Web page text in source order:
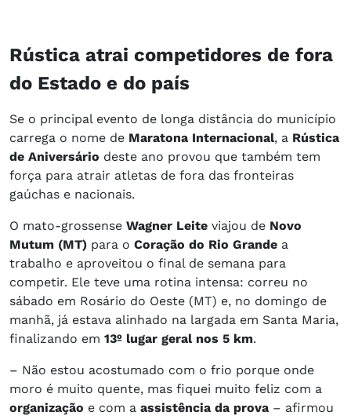
Rústica atrai competidores de fora
do Estado e do país
Se o principal evento de longa distância do município
carrega o nome de Maratona Internacional, a Rústica
de Aniversário deste ano provou que também tem
força para atrair atletas de fora das fronteiras
gaúchas e nacionais.
O mato-grossense Wagner Leite viajou de Novo
Mutum (MT) para o Coração do Rio Grande a
trabalho e aproveitou o final de semana para
competir. Ele teve uma rotina intensa: correu no
sábado em Rosário do Oeste (MT) e, no domingo de
manhã, já estava alinhado na largada em Santa Maria,
finalizando em 13º lugar geral nos 5 km.
– Não estou acostumado com o frio porque onde
moro é muito quente, mas fiquei muito feliz com a
organização e com a assistência da prova – afirmou